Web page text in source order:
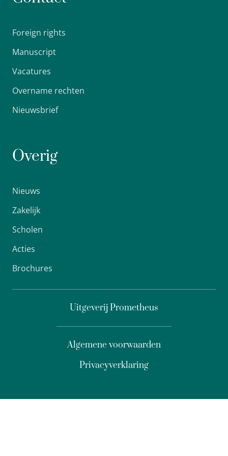
Foreign rights
Manuscript
Vacatures
Overname rechten
Nieuwsbrief
Overig
Nieuws
Zakelijk
Scholen
Acties
Brochures
Uitgeverij Prometheus
Privacyverklaring
Algemene voorwaarden